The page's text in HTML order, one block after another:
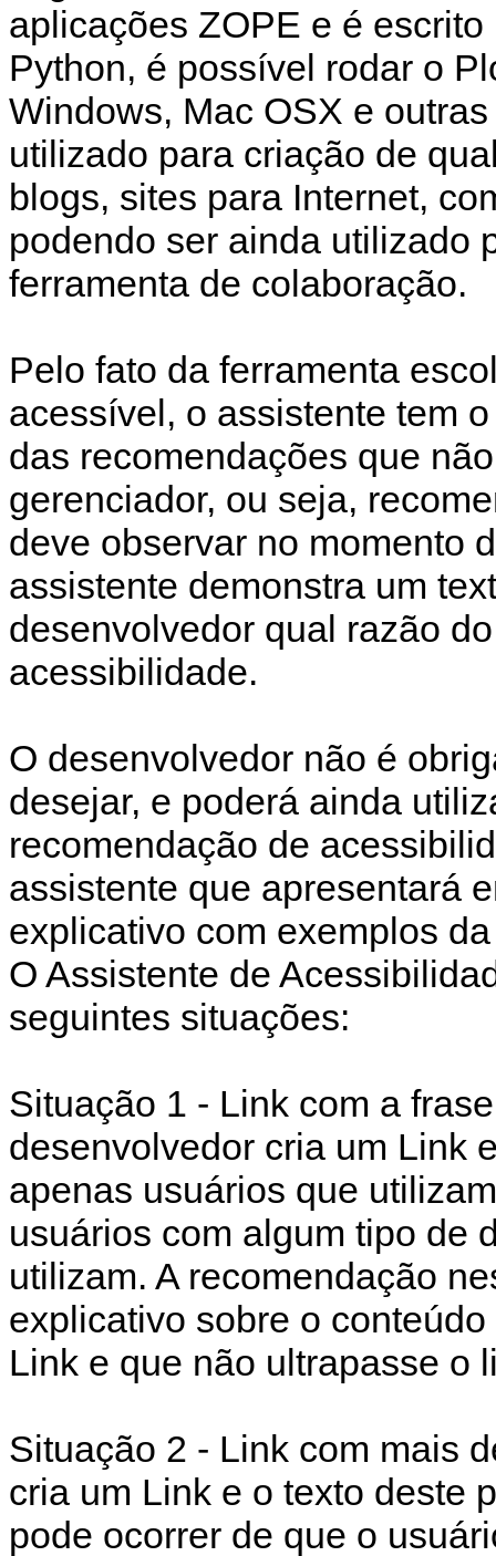
aplicações ZOPE e é
Python, é possível rodar o
Windows, Mac OSX e
utilizado para criação de
blogs, sites para Internet,
podendo ser ainda utilizado
ferramenta de colaboração.
Pelo fato da ferramenta
acessível, o assistente tem
das recomendações que
gerenciador, ou seja,
deve observar no momento
assistente demonstra um
desenvolvedor qual razão
acessibilidade.
O desenvolvedor não é
desejar, e poderá ainda
recomendação de
assistente que apresentará
explicativo com exemplos
O Assistente de
seguintes situações:
Situação 1 - Link com a
desenvolvedor cria um Link
apenas usuários que
usuários com algum tipo de
utilizam. A recomendação
explicativo sobre o
Link e que não ultrapasse o
Situação 2 - Link com mais
cria um Link e o texto deste
pode ocorrer de que o